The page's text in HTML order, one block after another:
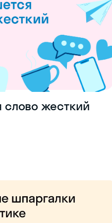
слово жесткий